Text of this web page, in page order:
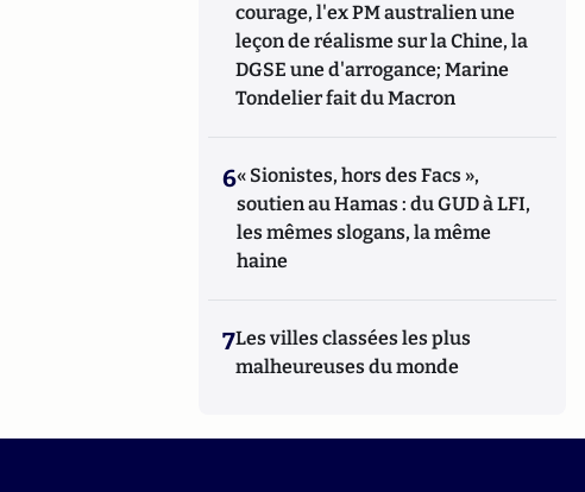
courage, l'ex PM australien une
leçon de réalisme sur la Chine, la
DGSE une d'arrogance; Marine
Tondelier fait du Macron
6« Sionistes, hors des Facs »,
soutien au Hamas : du GUD à LFI,
les mêmes slogans, la même
haine
7Les villes classées les plus
malheureuses du monde